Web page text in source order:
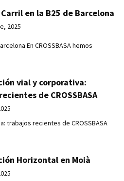
en la B25 de Barcelona
2025
En CROSSBASA hemos
vial y corporativa:
de CROSSBASA
trabajos recientes de CROSSBASA
Horizontal en Moià